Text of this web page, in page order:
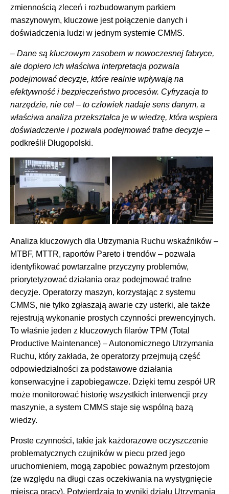
zmiennością zleceń i rozbudowanym parkiem
maszynowym, kluczowe jest połączenie danych i
doświadczenia ludzi w jednym systemie CMMS.
– Dane są kluczowym zasobem w nowoczesnej fabryce,
ale dopiero ich właściwa interpretacja pozwala
podejmować decyzje, które realnie wpływają na
efektywność i bezpieczeństwo procesów. Cyfryzacja to
narzędzie, nie cel – to człowiek nadaje sens danym, a
właściwa analiza przekształca je w wiedzę, która wspiera
doświadczenie i pozwala podejmować trafne decyzje –
podkreślił Długopolski.
Analiza kluczowych dla Utrzymania Ruchu wskaźników –
MTBF, MTTR, raportów Pareto i trendów – pozwala
identyfikować powtarzalne przyczyny problemów,
priorytetyzować działania oraz podejmować trafne
decyzje. Operatorzy maszyn, korzystając z systemu
CMMS, nie tylko zgłaszają awarie czy usterki, ale także
rejestrują wykonanie prostych czynności prewencyjnych.
To właśnie jeden z kluczowych filarów TPM (Total
Productive Maintenance) – Autonomicznego Utrzymania
Ruchu, który zakłada, że operatorzy przejmują część
odpowiedzialności za podstawowe działania
konserwacyjne i zapobiegawcze. Dzięki temu zespół UR
może monitorować historię wszystkich interwencji przy
maszynie, a system CMMS staje się wspólną bazą
wiedzy.
Proste czynności, takie jak każdorazowe oczyszczenie
problematycznych czujników w piecu przed jego
uruchomieniem, mogą zapobiec poważnym przestojom
(ze względu na długi czas oczekiwania na wystygnięcie
miejsca pracy). Potwierdzają to wyniki działu Utrzymania